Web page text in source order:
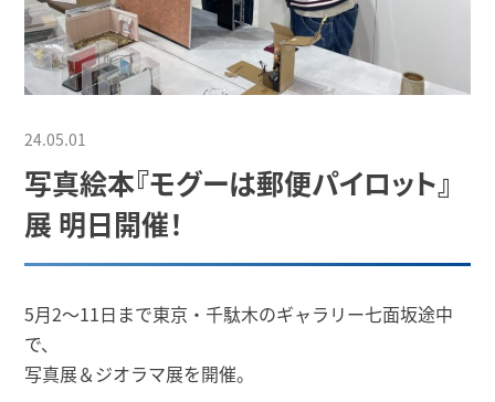
24.05.01
写真絵本『モグーは郵便パイロット』
展 明日開催！
5月2～11日まで東京・千駄木のギャラリー七面坂途中
で、
写真展＆ジオラマ展を開催。